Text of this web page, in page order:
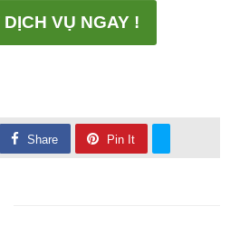
VỤ NGAY !
Share Pin It